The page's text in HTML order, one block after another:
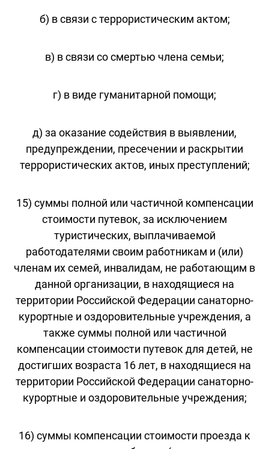
б) в связи с террористическим актом;
в) в связи со смертью члена семьи;
г) в виде гуманитарной помощи;
д) за оказание содействия в выявлении,
предупреждении, пресечении и раскрытии
террористических актов, иных преступлений;
15) суммы полной или частичной компенсации
стоимости путевок, за исключением
туристических, выплачиваемой
работодателями своим работникам и (или)
членам их семей, инвалидам, не работающим в
данной организации, в находящиеся на
территории Российской Федерации санаторно-
курортные и оздоровительные учреждения, а
также суммы полной или частичной
компенсации стоимости путевок для детей, не
достигших возраста 16 лет, в находящиеся на
территории Российской Федерации санаторно-
курортные и оздоровительные учреждения;
16) суммы компенсации стоимости проезда к